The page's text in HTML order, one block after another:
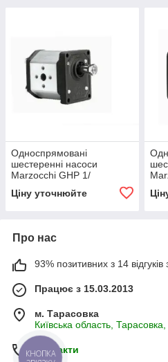
Односпрямовані
шестеренні насоси
Marzocchi GHP 1/
Single Pumps
Ціну уточнюйте
Про нас
93% позитивних з 14 відгуків
Працює з 15.03.2013
м. Тарасовка
Київська область, Тарасовка,
Контакти
КНОПКА